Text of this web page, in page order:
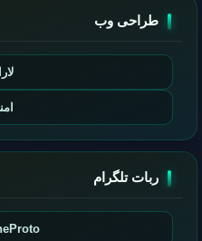
طراحی وب
ربات تلگرام